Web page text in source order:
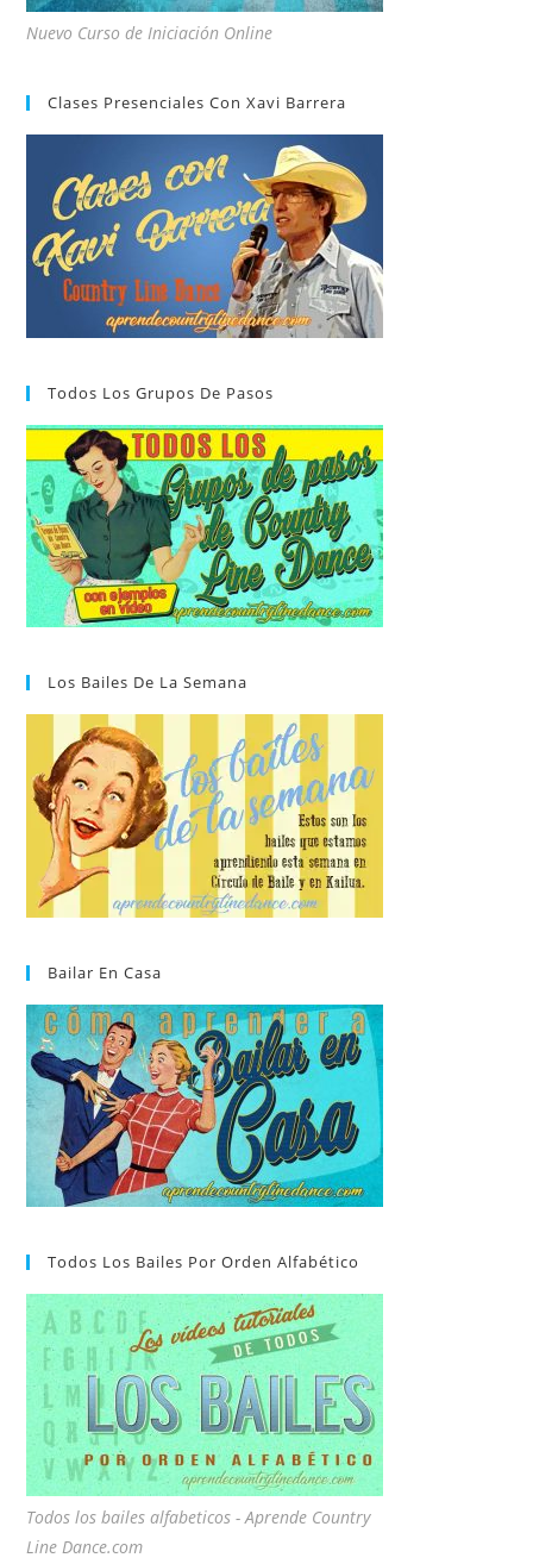
Nuevo Curso de Iniciación Online
Clases Presenciales Con Xavi Barrera
Todos Los Grupos De Pasos
Los Bailes De La Semana
Bailar En Casa
Todos Los Bailes Por Orden Alfabético
Todos los bailes alfabeticos - Aprende Country
Line Dance.com